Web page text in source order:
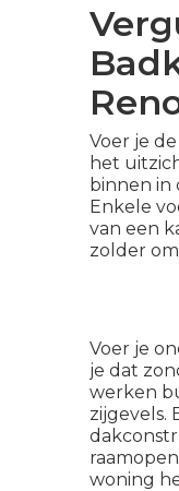
Voer je
het
binnen in
Enkele
van een
zolder
Voer je
je dat
werken
zijgevels.
woning